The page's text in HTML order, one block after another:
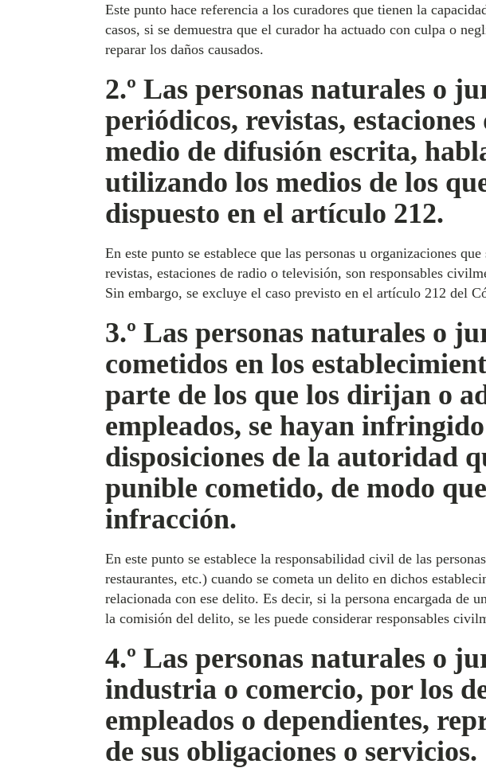
Este punto hace referencia a los curadores que tienen la
casos, si se demuestra que el curador ha actuado con culpa o
reparar los daños causados.
2.º Las personas naturales o
periódicos, revistas,
medio de difusión escrita,
utilizando los medios de los
dispuesto en el artículo 212.
En este punto se establece que las personas u organizaciones
revistas, estaciones de radio o televisión, son responsables
Sin embargo, se excluye el caso previsto en el artículo 212 del
3.º Las personas naturales o
cometidos en los
parte de los que los dirijan o
empleados, se hayan
disposiciones de la autoridad
punible cometido, de modo
infracción.
En este punto se establece la responsabilidad civil de las
restaurantes, etc.) cuando se cometa un delito en dichos
relacionada con ese delito. Es decir, si la persona encargada de
la comisión del delito, se les puede considerar responsables
4.º Las personas naturales o
industria o comercio, por los
empleados o dependientes,
de sus obligaciones o servicios.